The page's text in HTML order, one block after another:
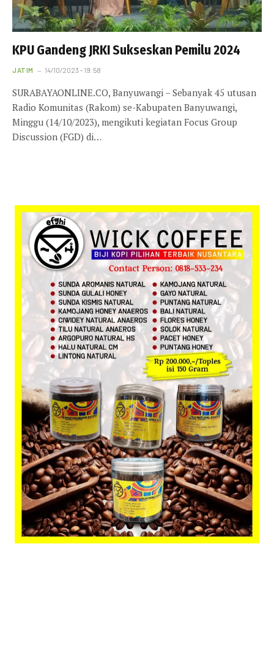
KPU Gandeng JRKI Sukseskan Pemilu 2024
JATIM 14/10/2023 - 19:58
SURABAYAONLINE.CO, Banyuwangi – Sebanyak 45 utusan
Radio Komunitas (Rakom) se-Kabupaten Banyuwangi,
Minggu (14/10/2023), mengikuti kegiatan Focus Group
Discussion (FGD) di…